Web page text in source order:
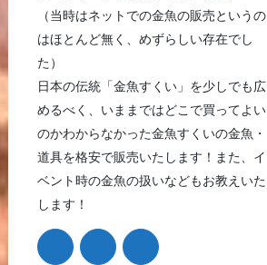
（当時はネットでの金魚の販売というの
はほとんど無く、めずらしい存在でし
た）
日本の伝統「金魚すくい」を少しでも広
めるべく、いままではどこで買ってよい
のかわからなかった金魚すくいの金魚・
道具を格安で販売いたします！また、イ
ベント時の金魚の扱いなどもお教えいた
します！